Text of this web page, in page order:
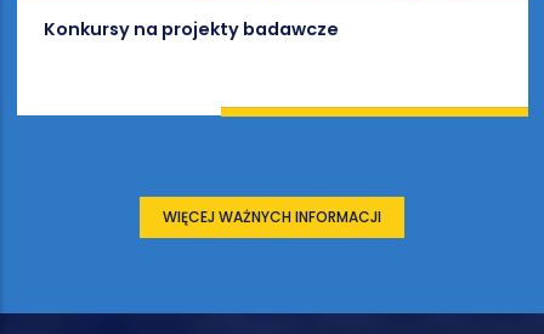
Konkursy na projekty badawcze
WIĘCEJ WAŻNYCH INFORMACJI